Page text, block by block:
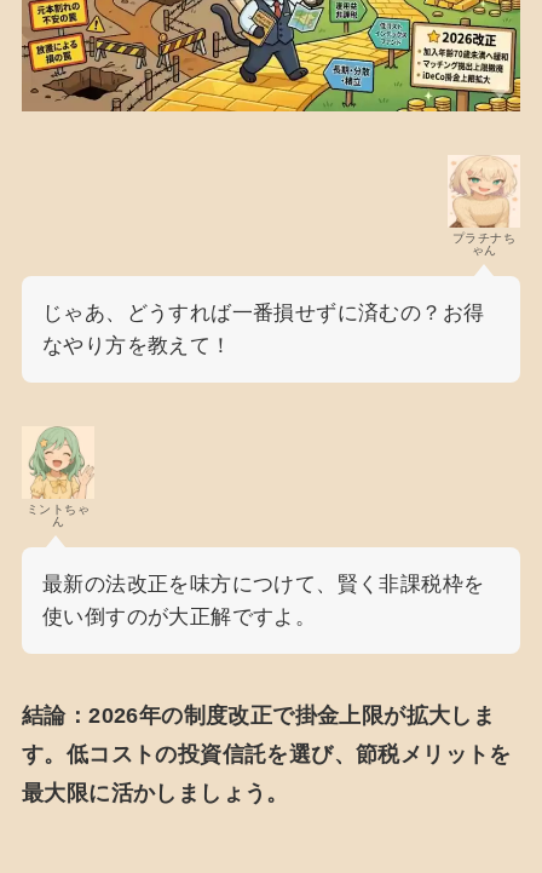
プラチナち
ゃん
じゃあ、どうすれば一番損せずに済むの？お得
なやり方を教えて！
ミントちゃ
ん
最新の法改正を味方につけて、賢く非課税枠を
使い倒すのが大正解ですよ。
結論：2026年の制度改正で掛金上限が拡大しま
す。低コストの投資信託を選び、節税メリットを
最大限に活かしましょう。